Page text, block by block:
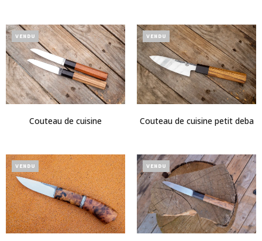
VENDU
Couteau de cuisine
VENDU
Couteau de cuisine petit deba
VENDU VENDU